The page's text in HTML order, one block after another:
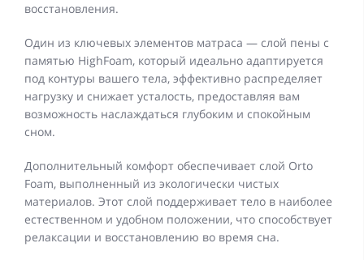
восстановления.
Один из ключевых элементов матраса — слой пены с
памятью HighFoam, который идеально адаптируется
под контуры вашего тела, эффективно распределяет
нагрузку и снижает усталость, предоставляя вам
возможность наслаждаться глубоким и спокойным
сном.
Дополнительный комфорт обеспечивает слой Orto
Foam, выполненный из экологически чистых
материалов. Этот слой поддерживает тело в наиболее
естественном и удобном положении, что способствует
релаксации и восстановлению во время сна.